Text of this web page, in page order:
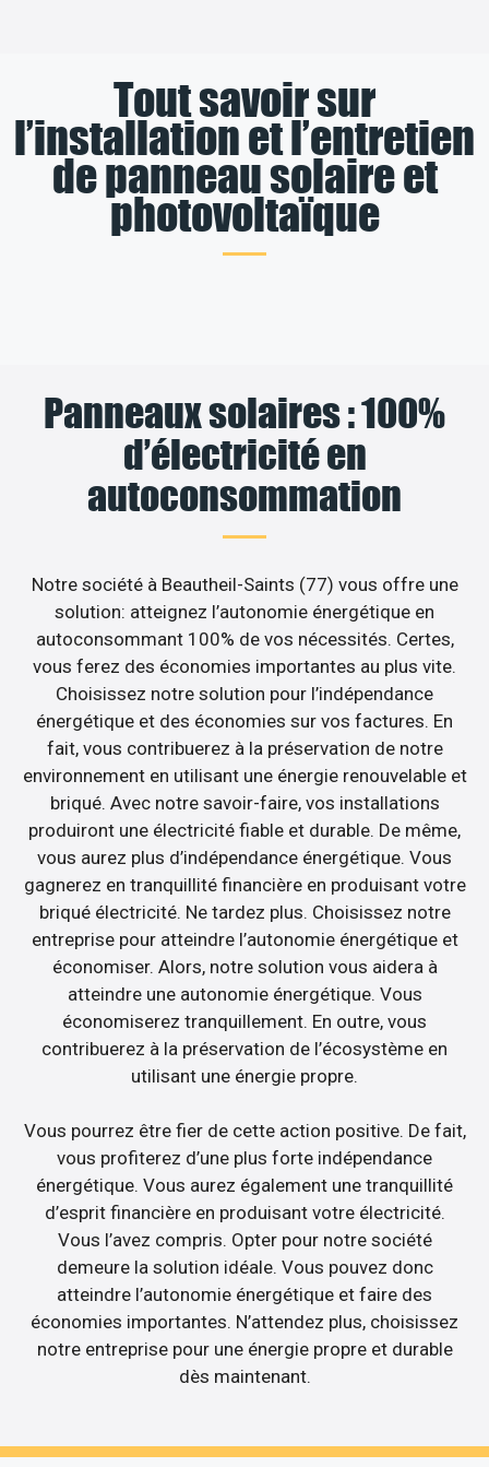
Tout savoir sur
l’installation et l’entretien
de panneau solaire et
photovoltaïque
Panneaux solaires : 100%
d’électricité en
autoconsommation
Notre société à Beautheil-Saints (77) vous offre une
solution: atteignez l’autonomie énergétique en
autoconsommant 100% de vos nécessités. Certes,
vous ferez des économies importantes au plus vite.
Choisissez notre solution pour l’indépendance
énergétique et des économies sur vos factures. En
fait, vous contribuerez à la préservation de notre
environnement en utilisant une énergie renouvelable et
briqué. Avec notre savoir-faire, vos installations
produiront une électricité fiable et durable. De même,
vous aurez plus d’indépendance énergétique. Vous
gagnerez en tranquillité financière en produisant votre
briqué électricité. Ne tardez plus. Choisissez notre
entreprise pour atteindre l’autonomie énergétique et
économiser. Alors, notre solution vous aidera à
atteindre une autonomie énergétique. Vous
économiserez tranquillement. En outre, vous
contribuerez à la préservation de l’écosystème en
utilisant une énergie propre.
Vous pourrez être fier de cette action positive. De fait,
vous profiterez d’une plus forte indépendance
énergétique. Vous aurez également une tranquillité
d’esprit financière en produisant votre électricité.
Vous l’avez compris. Opter pour notre société
demeure la solution idéale. Vous pouvez donc
atteindre l’autonomie énergétique et faire des
économies importantes. N’attendez plus, choisissez
notre entreprise pour une énergie propre et durable
dès maintenant.